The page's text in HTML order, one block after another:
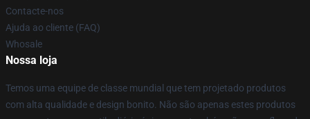
Contacte-nos
Ajuda ao cliente (FAQ)
Whosale
Nossa loja
Temos uma equipe de classe mundial que tem projetado produtos
com alta qualidade e design bonito. Não são apenas estes produtos